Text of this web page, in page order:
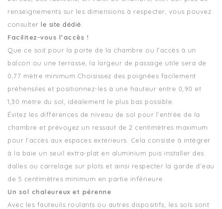
renseignements sur les dimensions à respecter, vous pouvez
consulter le site dédié
Facilitez-vous l’accès !
Que ce soit pour la porte de la chambre ou l’accès à un
balcon ou une terrasse, la largeur de passage utile sera de
0,77 mètre minimum.Choisissez des poignées facilement
préhensiles et positionnez-les à une hauteur entre 0,90 et
1,30 mètre du sol, idéalement le plus bas possible.
Évitez les différences de niveau de sol pour l’entrée de la
chambre et prévoyez un ressaut de 2 centimètres maximum
pour l’accès aux espaces extérieurs. Cela consiste à intégrer
à la baie un seuil extra-plat en aluminium puis installer des
dalles ou carrelage sur plots et ainsi respecter la garde d’eau
de 5 centimètres minimum en partie inférieure.
Un sol chaleureux et pérenne
Avec les fauteuils roulants ou autres dispositifs, les sols sont